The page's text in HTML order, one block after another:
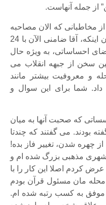
از جمله آنهاست.
مخاطبانی که الان مصاحبه
شما را می خوانند، شکل بگیرد و آن اینکه، آقا ضامنی الآن با 24
احساساتی، به ویژه حال
سخن از جبهه انقلاب می
و معروفیت بیشتر مانند
داد. شما برای این سوال و
که صحبت آنها به میان
بودند. می گفتند که چندتا
چهره شدن، تغییر فاز بده!
شهری مذهبی بزرگ شده ام و
کردم اصلا این کار را با
مان مسئول قرآن بودم
موفق به کسب رتبه شده ام.